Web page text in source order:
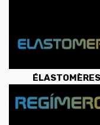
ÉLASTOMÈRES